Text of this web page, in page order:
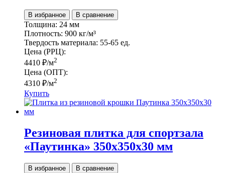
В избранное В сравнение
Толщина: 24 мм
Плотность: 900 кг/м³
Твердость материала: 55-65 ед.
Цена (РРЦ):
4410 ₽/м2
Цена (ОПТ):
4310 ₽/м2
Купить
Резиновая плитка для спортзала
«Паутинка» 350х350х30 мм
В избранное В сравнение